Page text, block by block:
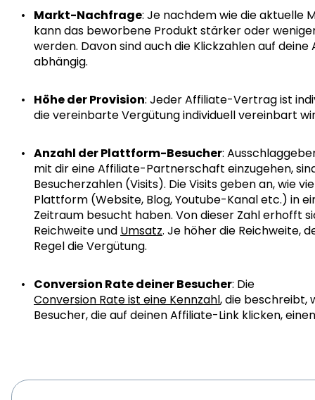
Markt-Nachfrage: Je nachdem wie die aktuelle
kann das beworbene Produkt stärker oder
werden. Davon sind auch die Klickzahlen auf deine
abhängig.
Höhe der Provision: Jeder Affiliate-Vertrag ist
die vereinbarte Vergütung individuell vereinbart
Anzahl der Plattform-Besucher:
mit dir eine Affiliate-Partnerschaft einzugehen,
Besucherzahlen (Visits). Die Visits geben an, wie
Plattform (Website, Blog, Youtube-Kanal etc.) in
Zeitraum besucht haben. Von dieser Zahl erhofft
Reichweite und Umsatz. Je höher die Reichweite,
Regel die Vergütung.
Conversion Rate deiner Besucher: Die
Conversion Rate ist eine Kennzahl, die beschreibt,
Besucher, die auf deinen Affiliate-Link klicken,